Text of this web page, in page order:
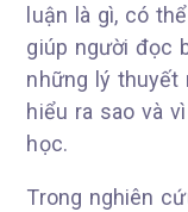
luận là gì, có
giúp người đọc
những lý thuyết
hiểu ra sao và
học.
Trong nghiên